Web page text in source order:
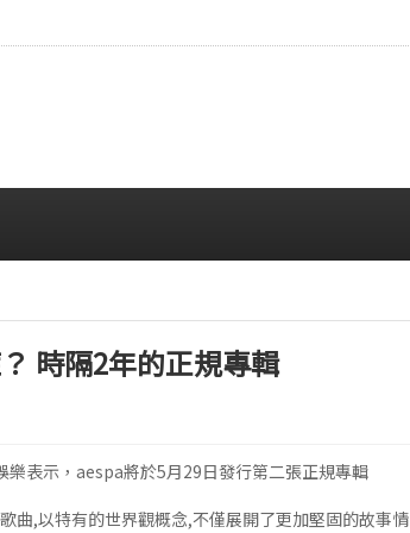
，就算瞪着看也很漂亮呢
時隔2年的正規專輯
表示，aespa將於5月29日發行第二張正規專輯
曲,以特有的世界觀概念,不僅展開了更加堅固的故事情